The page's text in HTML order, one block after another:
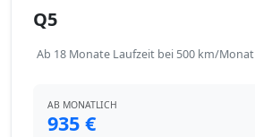
Q5
Ab 18 Monate Laufzeit bei 500 km/Monat
AB MONATLICH
935 €